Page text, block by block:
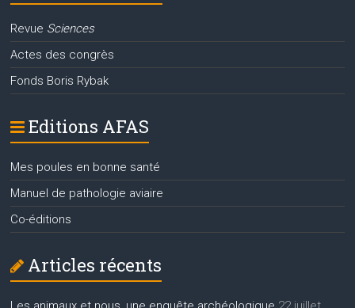
Revue Sciences
Actes des congrès
Fonds Boris Rybak
Editions AFAS
Mes poules en bonne santé
Manuel de pathologie aviaire
Co-éditions
Articles récents